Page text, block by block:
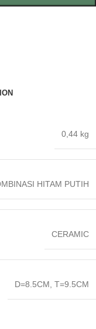
0,44 kg
HITAM PUTIH
CERAMIC
D=8.5CM, T=9.5CM